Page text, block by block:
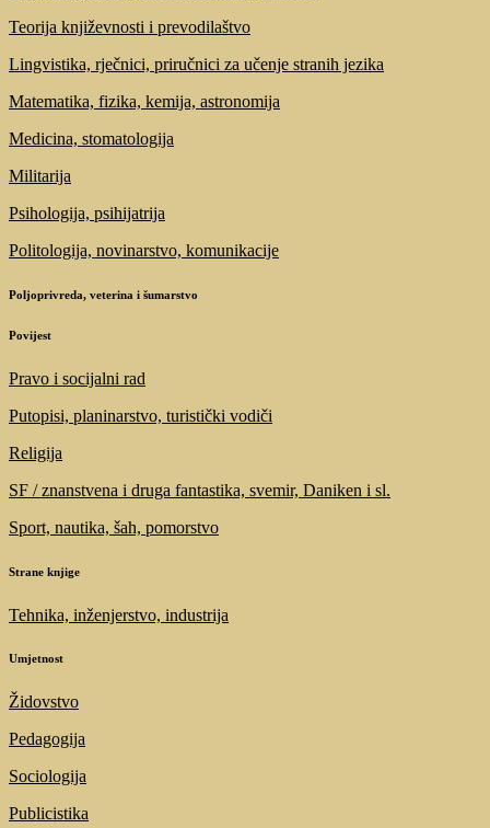
Teorija književnosti i prevodilaštvo
Lingvistika, rječnici, priručnici za učenje stranih jezika
Matematika, fizika, kemija, astronomija
Medicina, stomatologija
Militarija
Psihologija, psihijatrija
Politologija, novinarstvo, komunikacije
Poljoprivreda, veterina i šumarstvo
Povijest
Pravo i socijalni rad
Putopisi, planinarstvo, turistički vodiči
Religija
SF / znanstvena i druga fantastika, svemir, Daniken i sl.
Sport, nautika, šah, pomorstvo
Strane knjige
Tehnika, inženjerstvo, industrija
Umjetnost
Židovstvo
Pedagogija
Sociologija
Publicistika